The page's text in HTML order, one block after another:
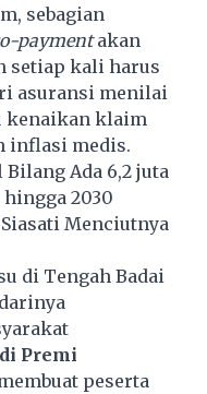
sebagian
paymentakan
setiap kali harus
asuransi menilai
kenaikan klaim
inflasi medis.
Ada 6,2 juta
2030
Menciutnya
di Tengah Badai
Premi
peserta